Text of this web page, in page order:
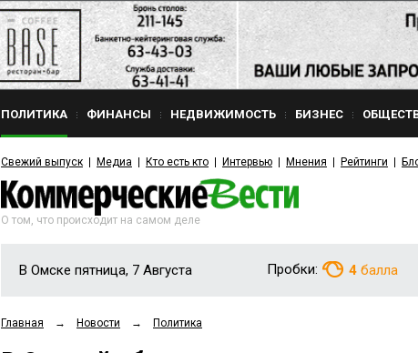
ПОЛИТИКА ФИНАНСЫ НЕДВИЖИМОСТЬ БИЗНЕС
Свежий выпуск Медиа Кто есть кто Интервью Мнения Рейтинги
О том, что происходит на самом деле
В Омске пятница, 7 Августа Пробки: 4 балла
Главная → Новости → Политика